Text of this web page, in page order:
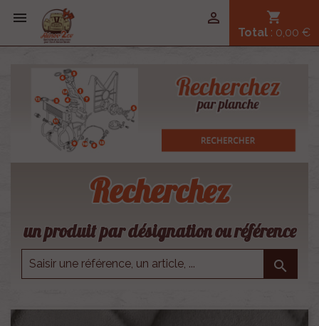
 shopping_cart
Total : 0,00 €

Recherchez
un produit par désignation ou référence
